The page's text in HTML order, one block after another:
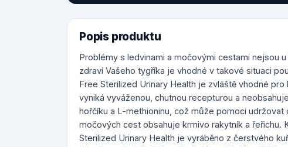
Popis produktu
Problémy s ledvinami a močovými cestami nejsou
zdraví Vašeho tygříka je vhodné v takové situaci
Free Sterilized Urinary Health je zvláště vhodné
vyniká vyváženou, chutnou recepturou a
hořčíku a L-methioninu, což může pomoci
močových cest obsahuje krmivo rakytník a řeřichu.
Sterilized Urinary Health je vyráběno z čerstvého